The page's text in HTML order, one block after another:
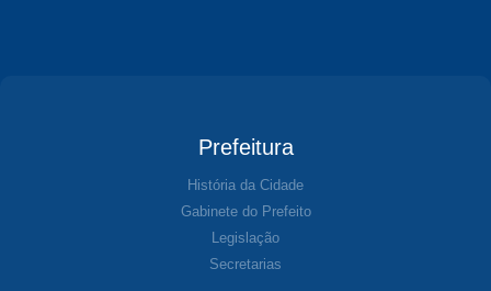
Prefeitura
História da Cidade
Gabinete do Prefeito
Legislação
Secretarias